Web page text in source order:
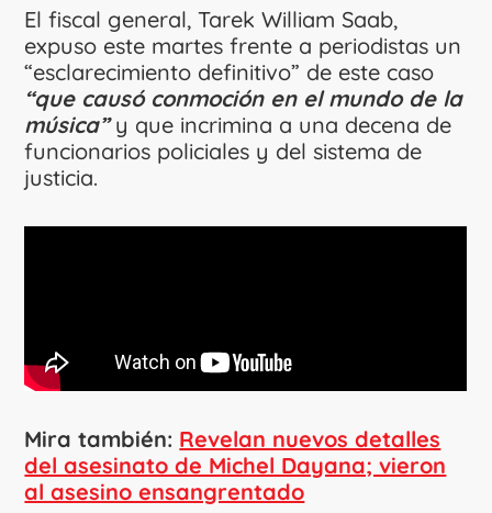
El fiscal general, Tarek William Saab,
expuso este martes frente a periodistas un
“esclarecimiento definitivo” de este caso
“que causó conmoción en el mundo de la
música”y que incrimina a una decena de
funcionarios policiales y del sistema de
justicia.
Mira también: Revelan nuevos detalles
del asesinato de Michel Dayana; vieron
al asesino ensangrentado